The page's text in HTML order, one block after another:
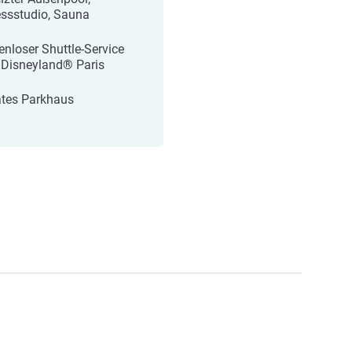
Sauna
Shuttle-Service
Paris
Parkhaus